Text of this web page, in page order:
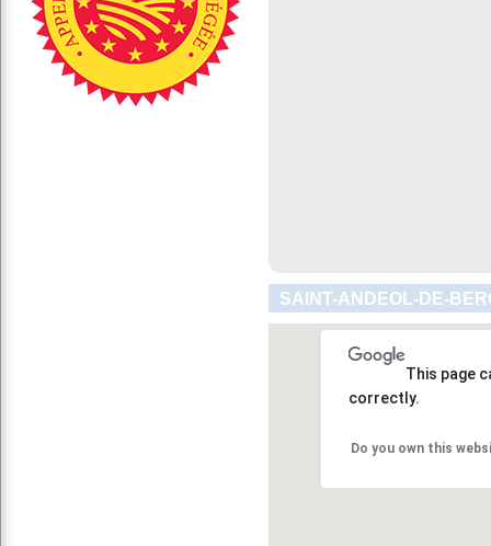
SAINT-ANDEOL-DE-
This page
correctly.
Do you own this